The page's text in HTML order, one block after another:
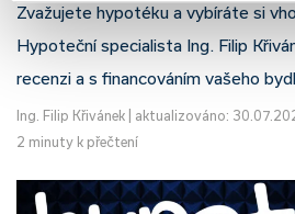
Zvažujete hypotéku a vybíráte si
Hypoteční specialista Ing. Filip
recenzi a s financováním vašeho
Ing. Filip Křivánek
aktualizováno:
2 minuty k přečtení